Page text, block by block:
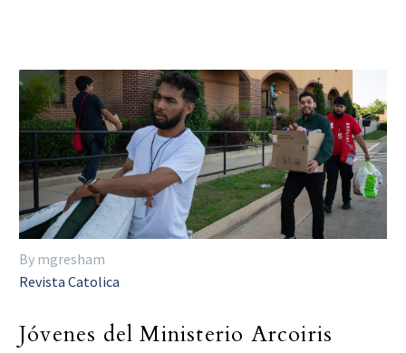
By mgresham
Revista Catolica
Jóvenes del Ministerio Arcoiris